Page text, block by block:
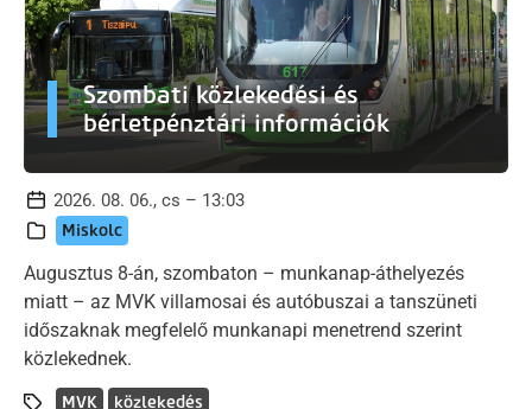
Szombati közlekedési és
bérletpénztári információk
2026. 08. 06., cs – 13:03
Miskolc
Augusztus 8-án, szombaton – munkanap-áthelyezés
miatt – az MVK villamosai és autóbuszai a tanszüneti
időszaknak megfelelő munkanapi menetrend szerint
közlekednek.
MVK közlekedés